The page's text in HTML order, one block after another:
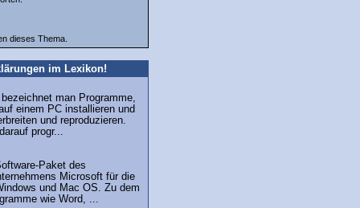
dieses Thema.
im Lexikon!
man Programme,
einem PC installieren und
und reproduzieren.
progr...
Paket des
Microsoft für die
und Mac OS. Zu dem
wie Word, ...